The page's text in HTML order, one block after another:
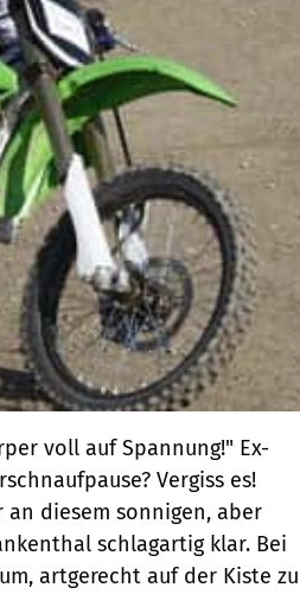
voll auf Spannung!" Ex-
Vergiss es!
diesem sonnigen, aber
schlagartig klar. Bei
artgerecht auf der Kiste zu